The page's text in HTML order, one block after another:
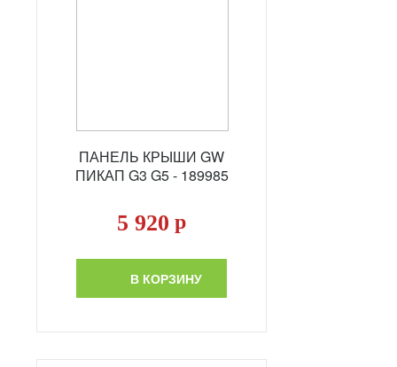
ПАНЕЛЬ КРЫШИ GW
ПИКАП G3 G5 - 189985
5 920 р
В КОРЗИНУ